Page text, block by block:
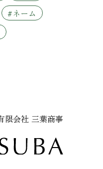
#ネーム
限会社 三葉商事